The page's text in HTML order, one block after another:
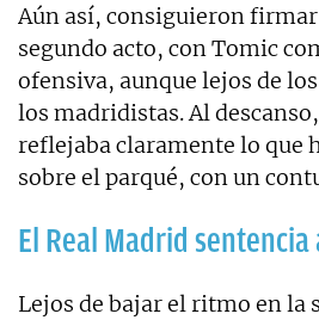
Aún así, consiguieron firmar
segundo acto, con Tomic
ofensiva, aunque lejos de
los madridistas. Al
reflejaba claramente lo que
sobre el parqué, con un
El Real Madrid
Lejos de bajar el ritmo en la